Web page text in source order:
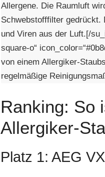
Allergene. Die Raumluft
Schwebstofffilter gedrückt.
und Viren aus der Luft.[/
square-o“
von einem Allergiker-
regelmäßige
Ranking: So
Allergiker-
Platz 1: AEG